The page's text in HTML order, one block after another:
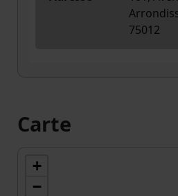
75012
Carte
+
−